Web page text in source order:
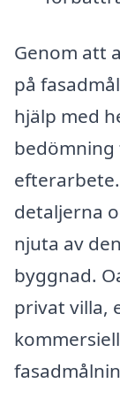
Genom att
på
hjälp med
detaljerna
njuta av
byggnad.
privat villa,